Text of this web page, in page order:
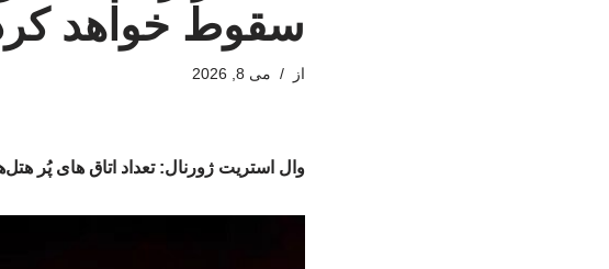
سقوط خواهد
از می 8, 2026
وال استریت ژورنال: تعداد اتاق های پُر هتل‌ها دبی از رقم ۸۰ درصدی قبل از جنگ